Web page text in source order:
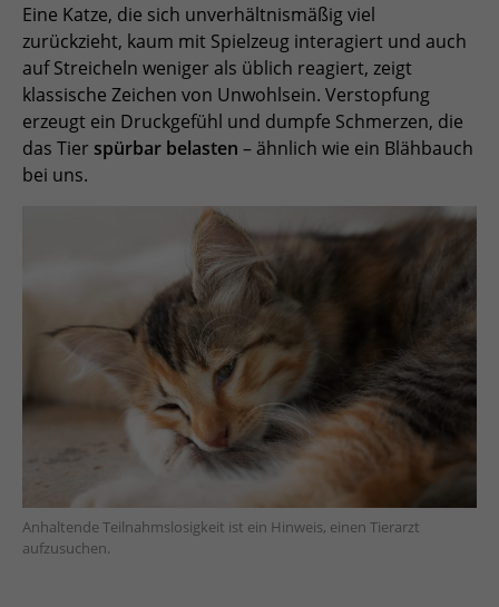
Eine Katze, die sich unverhältnismäßig viel
zurückzieht, kaum mit Spielzeug interagiert und auch
auf Streicheln weniger als üblich reagiert, zeigt
klassische Zeichen von Unwohlsein. Verstopfung
erzeugt ein Druckgefühl und dumpfe Schmerzen, die
das Tier spürbar belasten – ähnlich wie ein Blähbauch
bei uns.
Anhaltende Teilnahmslosigkeit ist ein Hinweis, einen Tierarzt
aufzusuchen.